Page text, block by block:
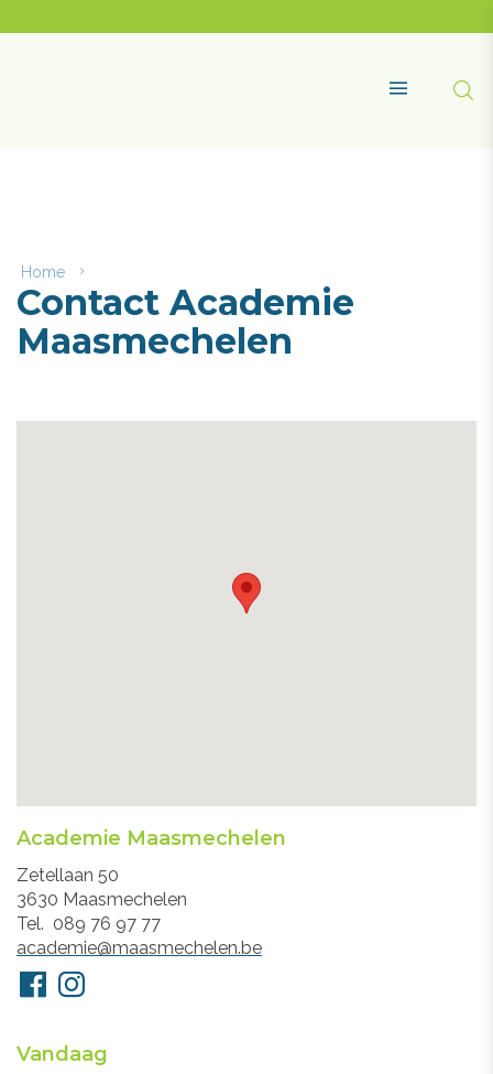
content
Home
Academie
Maasmechelen
Contact Academie
Maasmechelen
Academie Maasmechelen
Adres
Zetellaan 50
3630 Maasmechelen
Tel.
089 76 97 77
E-
mail
academie@maasmechelen.be
Volg
ons
FacebookInstagram
Openingsuren
Vandaag